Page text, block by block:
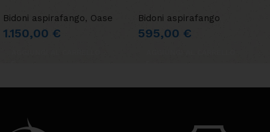
Bidoni aspirafango, Oase
1.150,00 €
Bidoni aspirafango
595,00 €